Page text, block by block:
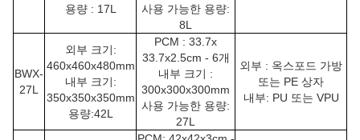
용량 : 17L
사용 가능한 용량:
8L
BWX-
27L
외부 크기:
460x460x480mm
내부 크기:
350x350x350mm
용량:42L
PCM : 33.7x
33.7x2.5cm - 6개
내부 크기 :
300x300x300mm
사용 가능한 용량:
27L
외부 : 옥스포드 가방
또는 PE 상자
내부: PU 또는 VPU